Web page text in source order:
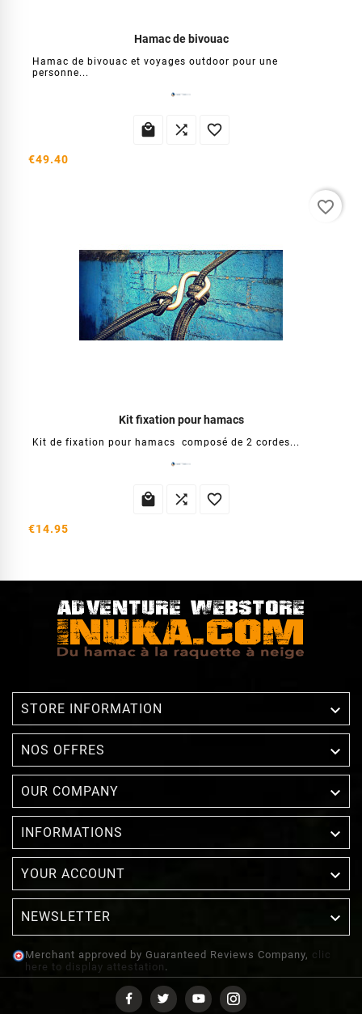
Hamac de bivouac
Hamac de bivouac et voyages outdoor pour une
personne...
  
€49.40
Kit fixation pour hamacs
Kit de fixation pour hamacs composé de 2 cordes...
  
€14.95
favorite_border
STORE INFORMATION 
NOS OFFRES 
OUR COMPANY 
INFORMATIONS 
YOUR ACCOUNT 
NEWSLETTER 
Merchant approved by Guaranteed Reviews Company, clic
here to display attestation .